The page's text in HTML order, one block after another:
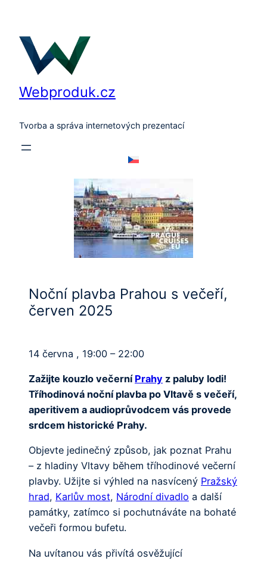
obsah
Webproduk.cz
Tvorba a správa internetových prezentací
Noční plavba Prahou s večeří,
červen 2025
14 června , 19:00 – 22:00
Zažijte kouzlo večerní Prahy z paluby lodi!
Tříhodinová noční plavba po Vltavě s večeří,
aperitivem a audioprůvodcem vás provede
srdcem historické Prahy.
Objevte jedinečný způsob, jak poznat Prahu
– z hladiny Vltavy během tříhodinové večerní
plavby. Užijte si výhled na nasvícený Pražský
hrad, Karlův most, Národní divadlo a další
památky, zatímco si pochutnáváte na bohaté
večeři formou bufetu.
Na uvítanou vás přivítá osvěžující